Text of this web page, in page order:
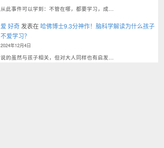
从此事件可以学到：不管在哪，都要学习，成…
爱 好奇 发表在 哈佛博士9.3分神作！脑科学解读为什么孩子
不爱学习？
2024年12月4日
说的虽然与孩子相关，但对大人同样也有启发…